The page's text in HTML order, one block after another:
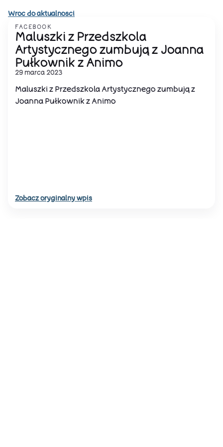
Wroc do aktualnosci
FACEBOOK
Maluszki z Przedszkola
Artystycznego zumbują z Joanna
Pułkownik z Animo
29 marca 2023
Maluszki z Przedszkola Artystycznego zumbują z
Joanna Pułkownik z Animo
Zobacz oryginalny wpis